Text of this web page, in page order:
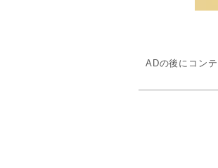
ADの後にコン